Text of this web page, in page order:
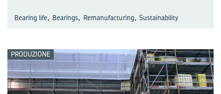
Bearing life, Bearings, Remanufacturing, Sustainability
PRODUZIONE